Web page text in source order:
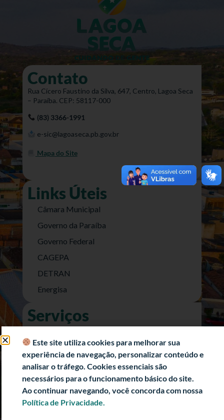
Contato
Rua Cícero Faustino da Silva, 647, Centro, Lagoa Seca
– Paraíba. CEP: 58117-000
(83) 3366-1991
e-sic@lagoaseca.pb.gov.br
Mapa do Site
Links Úteis
Câmara Municipal
Governo da Paraíba
Governo Federal
CAGEPA
DETRAN
Energisa
Serviços
e-SIC (Acesso a Informação)
Transparência Fiscal
História
Informações Turísticas
Este site utiliza cookies para melhorar sua
experiência de navegação, personalizar conteúdo e
analisar o tráfego. Cookies essenciais são
necessários para o funcionamento básico do site.
Ao continuar navegando, você concorda com nossa
Política de Privacidade.